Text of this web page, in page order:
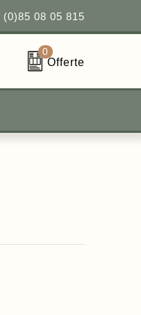
08 05 815
0
Offerte